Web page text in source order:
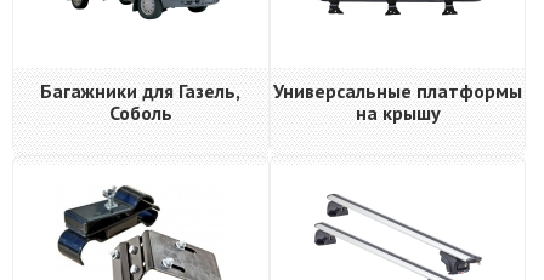
Багажники для Газель,
Соболь
Универсальные платформы
на крышу